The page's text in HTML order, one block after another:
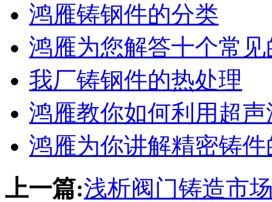
鸿雁铸钢件的分类
鸿雁为您解答十个常
我厂铸钢件的热处理
鸿雁教你如何利用超
鸿雁为你讲解精密铸
上一篇:浅析阀门铸造市